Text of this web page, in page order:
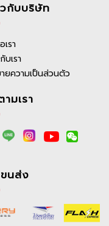
นค้า →
ค้า, ขนาด, ราคา,
นค้า, เลขบัญชี
กับบริษัท
รา
บเรา
ยความเป็นส่วนตัว
มเรา
นส่ง